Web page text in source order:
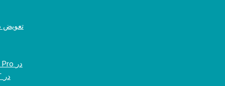
تعویض
کاشت مو به روش DHI Pro در
کاشت مو به روش FUT در